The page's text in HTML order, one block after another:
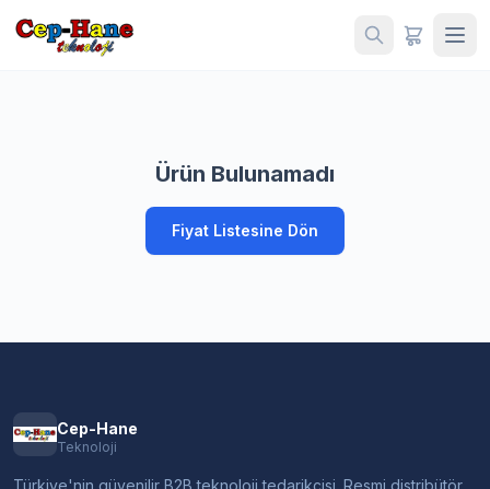
Ürün Bulunamadı
Fiyat Listesine Dön
Cep-Hane
Teknoloji
Türkiye'nin güvenilir B2B teknoloji tedarikçisi. Resmi distribütör